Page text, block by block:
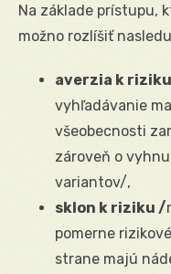
Na základe prístupu,
možno rozlíšiť
averzia k riziku
vyhľadávanie
všeobecnosti
zároveň o
variantov/,
sklon k riziku /
pomerne
strane majú